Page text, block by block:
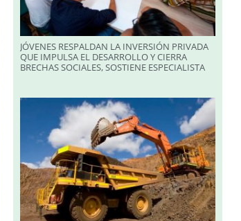
JÓVENES RESPALDAN LA INVERSIÓN PRIVADA
QUE IMPULSA EL DESARROLLO Y CIERRA
BRECHAS SOCIALES, SOSTIENE ESPECIALISTA